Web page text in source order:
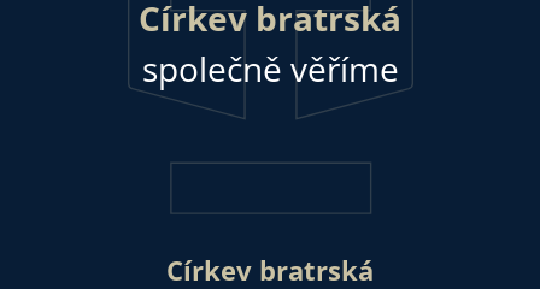
Církev bratrská
společně věříme
Církev bratrská